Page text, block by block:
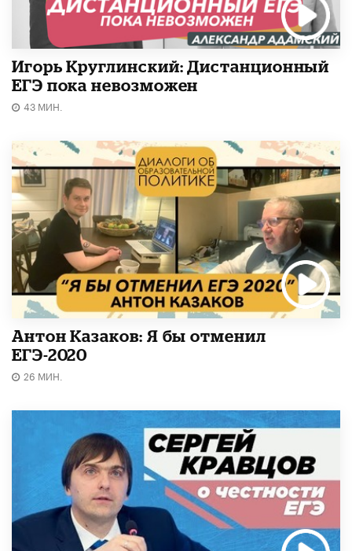
Игорь Круглинский: Дистанционный
ЕГЭ пока невозможен
43 МИН.
Антон Казаков: Я бы отменил
ЕГЭ-2020
26 МИН.